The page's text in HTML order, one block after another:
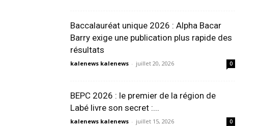
Baccalauréat unique 2026 : Alpha Bacar
Barry exige une publication plus rapide des
résultats
kalenews kalenews - juillet 20, 2026 0
BEPC 2026 : le premier de la région de
Labé livre son secret :...
kalenews kalenews - juillet 15, 2026 0